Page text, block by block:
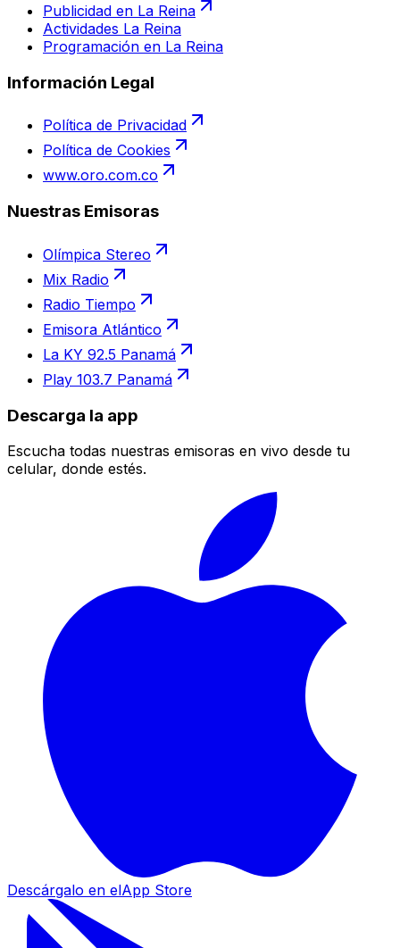
Publicidad en La Reina
Actividades La Reina
Programación en La Reina
Información Legal
Política de Privacidad
Política de Cookies
www.oro.com.co
Nuestras Emisoras
Olímpica Stereo
Mix Radio
Radio Tiempo
Emisora Atlántico
La KY 92.5 Panamá
Play 103.7 Panamá
Descarga la app
Escucha todas nuestras emisoras en vivo desde tu
celular, donde estés.
Descárgalo en elApp Store